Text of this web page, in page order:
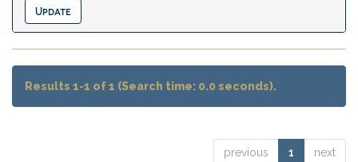
Results 1-1 of 1 (Search time: 0.0 seconds).
previous 1 next